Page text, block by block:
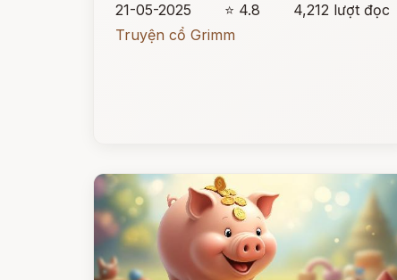
21-05-2025
⭐ 4.8
4,212 lượt đọc
Truyện cổ Grimm